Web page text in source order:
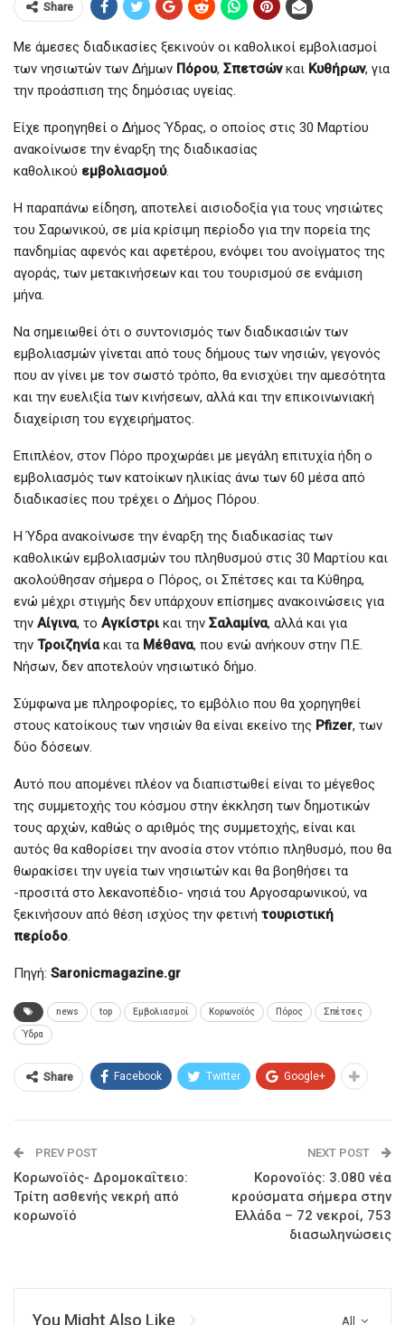
Share
Με άμεσες διαδικασίες ξεκινούν οι καθολικοί εμβολιασμοί
των νησιωτών των Δήμων Πόρου, Σπετσώνκαι Κυθήρων, για
την προάσπιση της δημόσιας υγείας.
Είχε προηγηθεί ο Δήμος Ύδρας, ο οποίος στις 30 Μαρτίου
ανακοίνωσε την έναρξη της διαδικασίας
καθολικού εμβολιασμού.
Η παραπάνω είδηση, αποτελεί αισιοδοξία για τους νησιώτες
του Σαρωνικού, σε μία κρίσιμη περίοδο για την πορεία της
πανδημίας αφενός και αφετέρου, ενόψει του ανοίγματος της
αγοράς, των μετακινήσεων και του τουρισμού σε ενάμιση
μήνα.
Να σημειωθεί ότι ο συντονισμός των διαδικασιών των
εμβολιασμών γίνεται από τους δήμους των νησιών, γεγονός
που αν γίνει με τον σωστό τρόπο, θα ενισχύει την αμεσότητα
και την ευελιξία των κινήσεων, αλλά και την επικοινωνιακή
διαχείριση του εγχειρήματος.
Επιπλέον, στον Πόρο προχωράει με μεγάλη επιτυχία ήδη ο
εμβολιασμός των κατοίκων ηλικίας άνω των 60 μέσα από
διαδικασίες που τρέχει ο Δήμος Πόρου.
H Ύδρα ανακοίνωσε την έναρξη της διαδικασίας των
καθολικών εμβολιασμών του πληθυσμού στις 30 Μαρτίου και
ακολούθησαν σήμερα ο Πόρος, οι Σπέτσες και τα Κύθηρα,
ενώ μέχρι στιγμής δεν υπάρχουν επίσημες ανακοινώσεις για
την Αίγινα, το Αγκίστρι και την Σαλαμίνα, αλλά και για
την Τροιζηνίακαι τα Μέθανα, που ενώ ανήκουν στην Π.Ε.
Νήσων, δεν αποτελούν νησιωτικό δήμο.
Σύμφωνα με πληροφορίες, το εμβόλιο που θα χορηγηθεί
στους κατοίκους των νησιών θα είναι εκείνο της Pfizer, των
δύο δόσεων.
Αυτό που απομένει πλέον να διαπιστωθεί είναι το μέγεθος
της συμμετοχής του κόσμου στην έκκληση των δημοτικών
τους αρχών, καθώς ο αριθμός της συμμετοχής, είναι και
αυτός θα καθορίσει την ανοσία στον ντόπιο πληθυσμό, που θα
θωρακίσει την υγεία των νησιωτών και θα βοηθήσει τα
-προσιτά στο λεκανοπέδιο- νησιά του Αργοσαρωνικού, να
ξεκινήσουν από θέση ισχύος την φετινή τουριστική
περίοδο.
Πηγή: Saronicmagazine.gr
news top Εμβολιασμοί Κορωνοϊός Πόρος Σπέτσες
Ύδρα
Share Facebook Twitter Google+
PREV POST
Κορωνοϊός- Δρομοκαΐτειο:
Τρίτη ασθενής νεκρή από
κορωνοϊό
NEXT POST
Κορονοϊός: 3.080 νέα
κρούσματα σήμερα στην
Ελλάδα – 72 νεκροί, 753
διασωληνώσεις
All
You Might Also Like